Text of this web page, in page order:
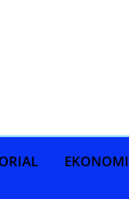
EKONOMI